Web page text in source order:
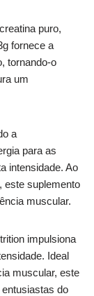
puro,
fornece a
tornando-o
um
a
para as
intensidade. Ao
este suplemento
muscular.
impulsiona
Ideal
muscular, este
do